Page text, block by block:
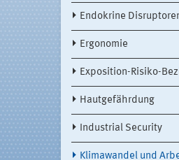
Endokrine
Ergonomie
Exposition-Risiko-
Hautgefährdung
Industrial Security
Klimawandel und